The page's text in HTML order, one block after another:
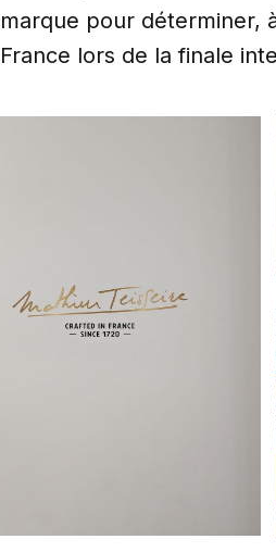
marque pour déterminer,
France lors de la finale